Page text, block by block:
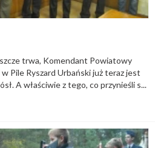
trwa, Komendant Powiatowy
Pile Ryszard Urbański już teraz jest
A właściwie z tego, co przynieśli s...